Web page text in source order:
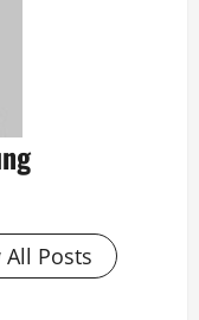
All Posts